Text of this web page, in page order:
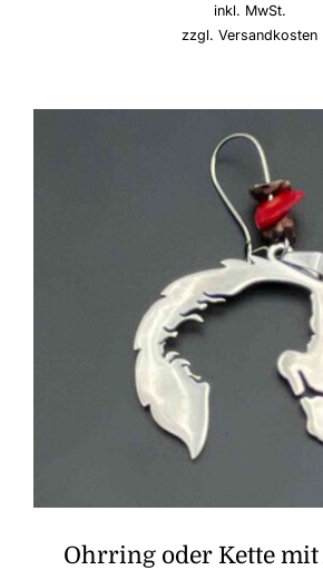
inkl. MwSt.
zzgl. Versandkosten
Ohrring oder Kette